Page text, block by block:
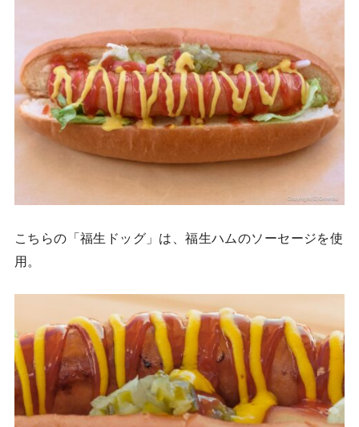
こちらの「福生ドッグ」は、福生ハムのソーセージを使
用。